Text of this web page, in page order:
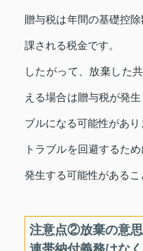
贈与税は年間の基礎控
課される税金です。
したがって、放棄した
える場合は贈与税が発
ブルになる可能性があり
トラブルを回避するた
発生する可能性があるこ
注意点②放棄の意